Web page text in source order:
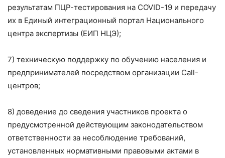
результатам ПЦР-тестирования на COVID-19 и передачу
их в Единый интеграционный портал Национального
центра экспертизы (ЕИП НЦЭ);
7) техническую поддержку по обучению населения и
предпринимателей посредством организации Cаll-
центров;
8) доведение до сведения участников проекта о
предусмотренной действующим законодательством
ответственности за несоблюдение требований,
установленных нормативными правовыми актами в